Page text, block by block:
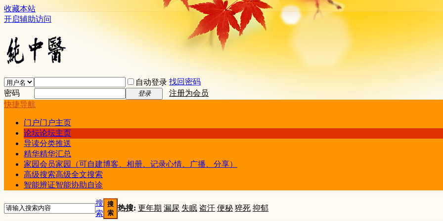
收藏本站
开启辅助访问
自动登录 找回密码
密码
登录
注册为会员
快捷导航
门户门户主页
论坛论坛主页
导读分类推送
精华精华汇总
家园会员家园（可自建博客、相册、记录心情、广播、分享）
高级搜索高级全文搜索
智能辨证智能协助自诊
搜
索
搜
索
热搜: 更年期 漏尿 失眠 盗汗 便秘 猝死 抑郁